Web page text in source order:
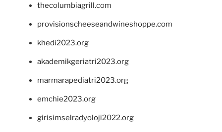
thecolumbiagrill.com
provisionscheeseandwineshoppe.com
khedi2023.org
akademikgeriatri2023.org
marmarapediatri2023.org
emchie2023.org
girisimselradyoloji2022.org